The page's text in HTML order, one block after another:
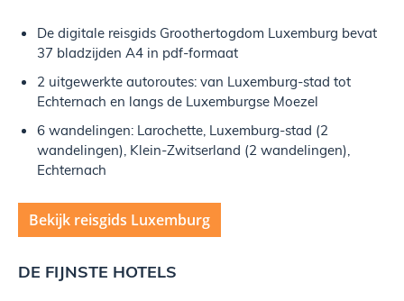
De digitale reisgids Groothertogdom Luxemburg bevat
37 bladzijden A4 in pdf-formaat
2 uitgewerkte autoroutes: van Luxemburg-stad tot
Echternach en langs de Luxemburgse Moezel
6 wandelingen: Larochette, Luxemburg-stad (2
wandelingen), Klein-Zwitserland (2 wandelingen),
Echternach
Bekijk reisgids Luxemburg
DE FIJNSTE HOTELS